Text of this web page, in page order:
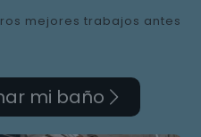
mejores trabajos antes
mi baño